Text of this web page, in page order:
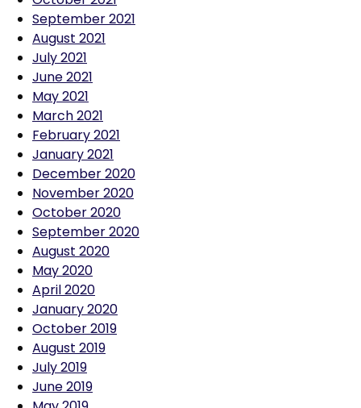
September 2021
August 2021
July 2021
June 2021
May 2021
March 2021
February 2021
January 2021
December 2020
November 2020
October 2020
September 2020
August 2020
May 2020
April 2020
January 2020
October 2019
August 2019
July 2019
June 2019